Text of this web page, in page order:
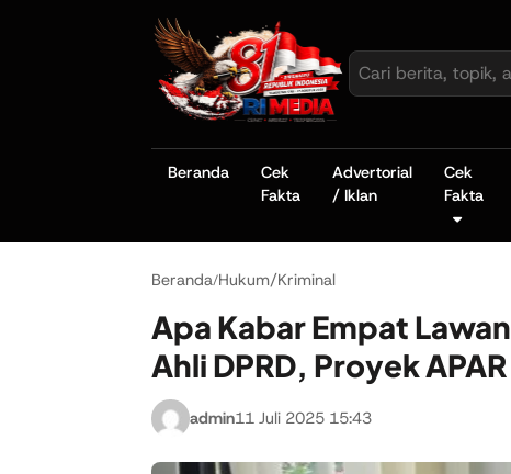
Beranda
Cek
Fakta
Advertorial
/ Iklan
Cek
Fakta
Beranda/Hukum/Kriminal
Apa Kabar Empat
Ahli DPRD, Proyek
admin11 Juli 2025 15:43